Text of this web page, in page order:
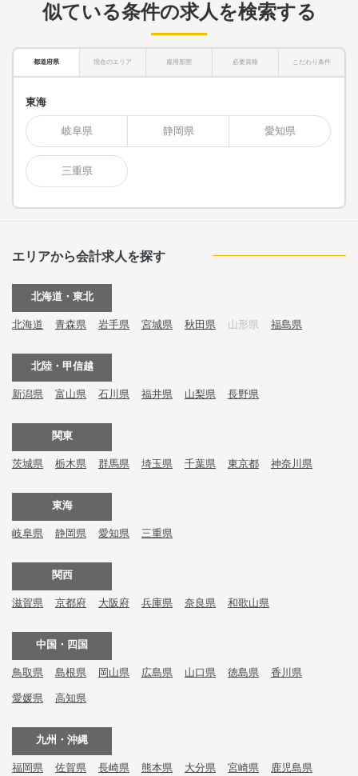
似ている条件の求人を検索する
都道府県 現在のエリア 雇用形態 必要資格 こだわり条件
東海
岐阜県 静岡県 愛知県
三重県
エリアから会計求人を探す
北海道・東北
北海道 青森県 岩手県 宮城県 秋田県 山形県 福島県
北陸・甲信越
新潟県 富山県 石川県 福井県 山梨県 長野県
関東
茨城県 栃木県 群馬県 埼玉県 千葉県 東京都 神奈川県
東海
岐阜県 静岡県 愛知県 三重県
関西
滋賀県 京都府 大阪府 兵庫県 奈良県 和歌山県
中国・四国
鳥取県 島根県 岡山県 広島県 山口県 徳島県 香川県
愛媛県 高知県
九州・沖縄
福岡県 佐賀県 長崎県 熊本県 大分県 宮崎県 鹿児島県